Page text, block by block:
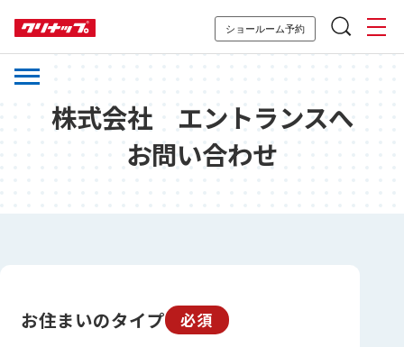
ショールーム予約
株式会社 エントランスへ
お問い合わせ
お住まいのタイプ 必須